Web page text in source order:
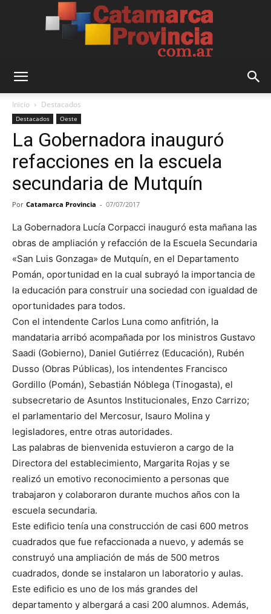
Provincia
Inicio Destacados
Destacados Oeste
La Gobernadora inauguró
refacciones en la escuela
secundaria de Mutquín
Por Catamarca Provincia - 07/07/2017
La Gobernadora Lucía Corpacci inauguró esta mañana las
obras de ampliación y refacción de la Escuela Secundaria
«San Luis Gonzaga» de Mutquín, en el Departamento
Pomán, oportunidad en la cual subrayó la importancia de
la educación para construir una sociedad con igualdad de
oportunidades para todos.
Con el intendente Carlos Luna como anfitrión, la
mandataria arribó acompañada por los ministros Gustavo
Saadi (Gobierno), Daniel Gutiérrez (Educación), Rubén
Dusso (Obras Públicas), los intendentes Francisco
Gordillo (Pomán), Sebastián Nóblega (Tinogasta), el
subsecretario de Asuntos Institucionales, Enzo Carrizo;
el parlamentario del Mercosur, Isauro Molina y
legisladores, entre otras autoridades.
Las palabras de bienvenida estuvieron a cargo de la
Directora del establecimiento, Margarita Rojas y se
realizó un emotivo reconocimiento a personas que
trabajaron y colaboraron durante muchos años con la
escuela secundaria.
Este edificio tenía una construcción de casi 600 metros
cuadrados que fue refaccionada a nuevo, y además se
construyó una ampliación de más de 500 metros
cuadrados, donde se instalaron un laboratorio y aulas.
Este edificio es uno de los más grandes del
departamento y albergará a casi 200 alumnos. Además,